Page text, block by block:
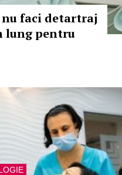
nu faci detartraj
lung pentru